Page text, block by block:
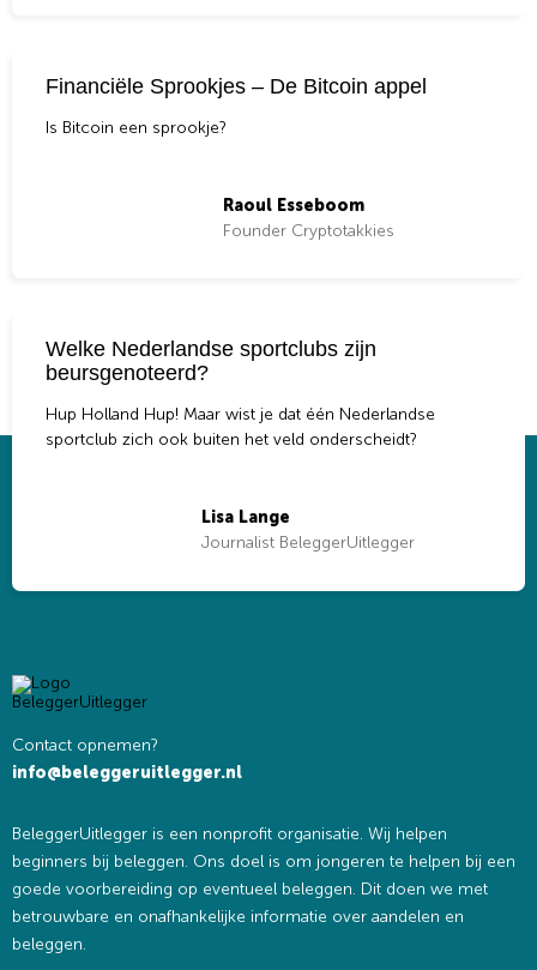
Financiële Sprookjes – De Bitcoin appel
Is Bitcoin een sprookje?
Raoul Esseboom
Founder Cryptotakkies
Welke Nederlandse sportclubs zijn
beursgenoteerd?
Hup Holland Hup! Maar wist je dat één Nederlandse
sportclub zich ook buiten het veld onderscheidt?
Lisa Lange
Journalist BeleggerUitlegger
Contact opnemen?
info@beleggeruitlegger.nl
BeleggerUitlegger is een nonprofit organisatie. Wij helpen
beginners bij beleggen. Ons doel is om jongeren te helpen bij een
goede voorbereiding op eventueel beleggen. Dit doen we met
betrouwbare en onafhankelijke informatie over aandelen en
beleggen.